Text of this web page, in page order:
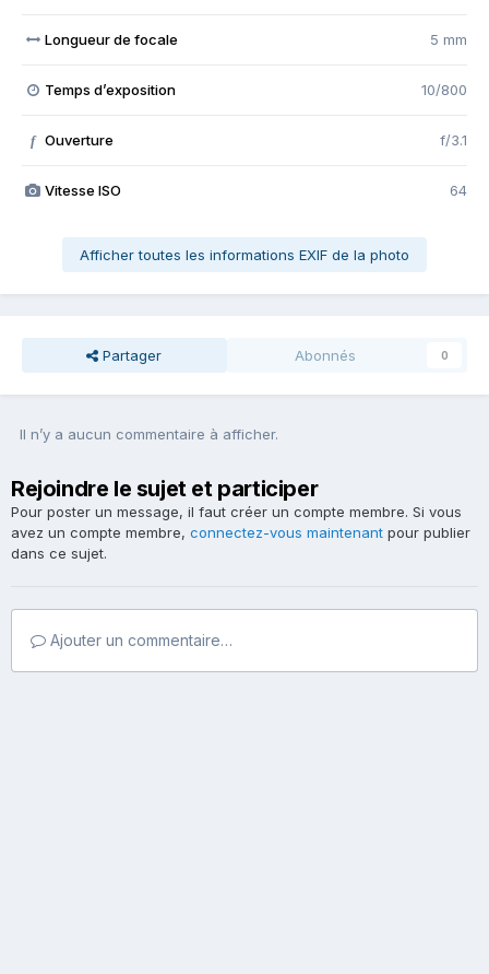
Longueur de focale 5 mm
Temps d’exposition 10/800
f Ouverture f/3.1
Vitesse ISO 64
Afficher toutes les informations EXIF de la photo
Partager Abonnés 0
Il n’y a aucun commentaire à afficher.
Rejoindre le sujet et participer
Pour poster un message, il faut créer un compte membre. Si vous
avez un compte membre, connectez-vous maintenant pour publier
dans ce sujet.
Ajouter un commentaire…